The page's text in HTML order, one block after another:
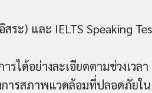
ระ) และ IELTS Speaking
ได้อย่างละเอียดตามช่วงเวลา
ารสภาพแวดล้อมที่ปลอดภัยใน